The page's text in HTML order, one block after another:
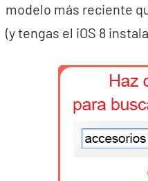
modelo más reciente
(y tengas el iOS 8